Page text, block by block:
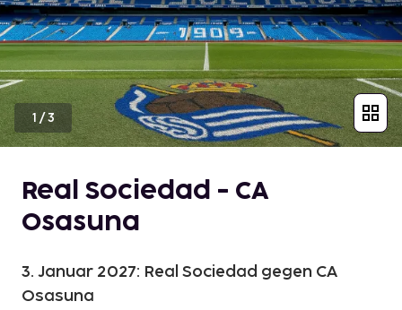
1 /3
Real Sociedad - CA
Osasuna
3. Januar 2027: Real Sociedad gegen CA
Osasuna